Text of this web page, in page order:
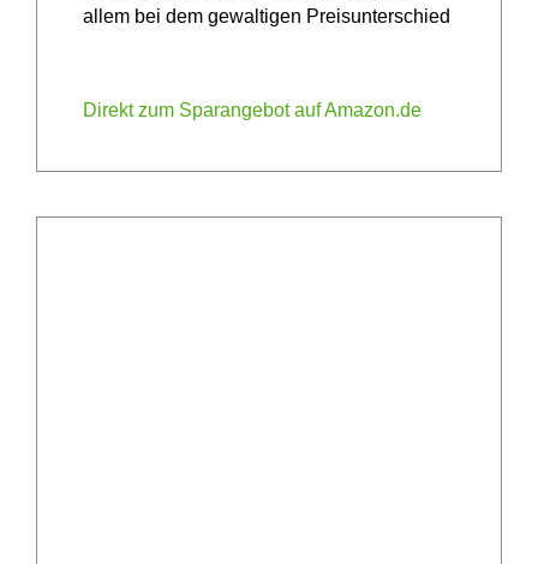
allem bei dem gewaltigen Preisunterschied
Direkt zum Sparangebot auf Amazon.de